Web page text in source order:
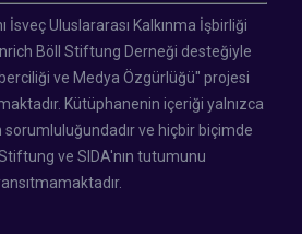
İsveç Uluslararası Kalkınma İşbirliği
Böll Stiftung Derneği desteğiyle
ve Medya Özgürlüğü" projesi
Kütüphanenin içeriği yalnızca
sorumluluğundadır ve hiçbir biçimde
ve SIDA'nın tutumunu